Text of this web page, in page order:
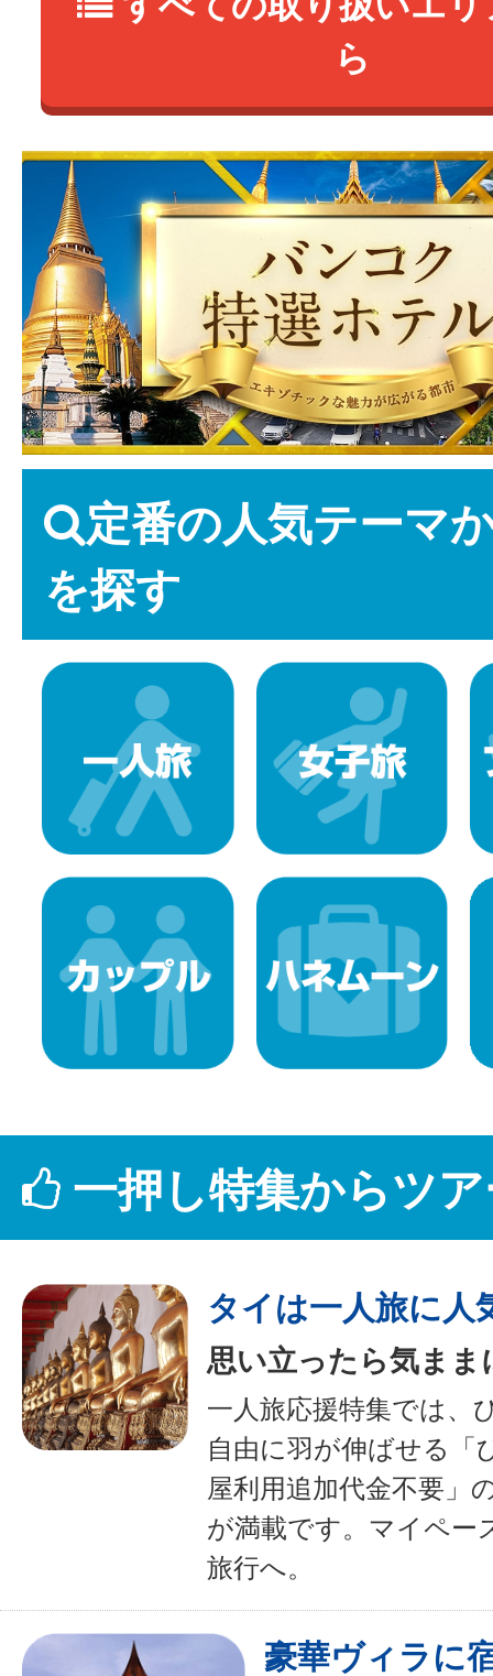
ら
定番の人気テーマ
を探す
一押し特集からツ
タイは一人旅に人
思い立ったら気まま
一人旅応援特集では、
自由に羽が伸ばせる「
屋利用追加代金不要」
が満載です。マイペー
旅行へ。
豪華ヴィラに